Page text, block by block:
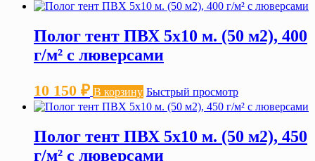
Полог тент ПВХ 5х10 м. (50 м2), 400
г/м² с люверсами
10 150 ₽ В корзину Быстрый просмотр
Полог тент ПВХ 5х10 м. (50 м2), 450
г/м² с люверсами